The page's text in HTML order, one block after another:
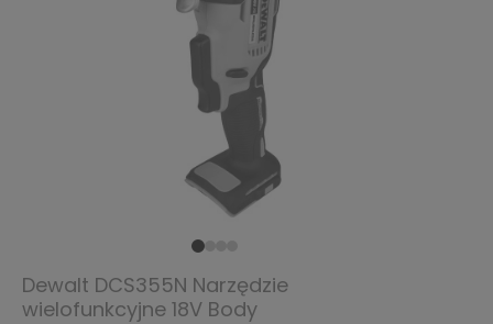
Dewalt DCS355N Narzędzie
wielofunkcyjne 18V Body